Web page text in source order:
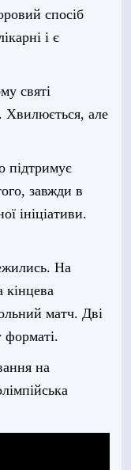
спосіб
і є
святі
Хвилюється, але
підтримує
завжди в
ініціативи.
На
кінцева
матч. Дві
форматі.
на